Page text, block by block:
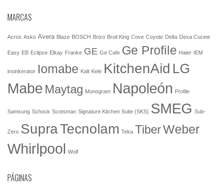
MARCAS
Acros Asko Avera Blaze BOSCH Brizo Broil King Cove Coyote Delta Dexa Cucine
Easy EB Eclipse Elkay Franke GE Ge Cafe Ge Profile Haier IEM
insinkerator Iomabe Kalt Kele KitchenAid LG
Mabe Maytag Monogram Napoleón Profile
Samsung Schock Scotsman Signature Kitchen Suite (SKS) SMEG Sub-
Zero SupraTecnolam Teka TiberWeber
Whirlpool Wolf
PÁGINAS